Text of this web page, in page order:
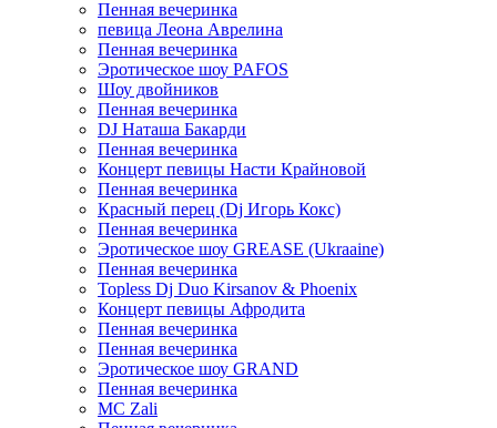
Пенная вечеринка
певица Леона Аврелина
Пенная вечеринка
Эротическое шоу PAFOS
Шоу двойников
Пенная вечеринка
DJ Наташа Бакарди
Пенная вечеринка
Концерт певицы Насти Крайновой
Пенная вечеринка
Красный перец (Dj Игорь Кокс)
Пенная вечеринка
Эротическое шоу GREASE (Ukraaine)
Пенная вечеринка
Topless Dj Duo Kirsanov & Phoenix
Концерт певицы Афродита
Пенная вечеринка
Пенная вечеринка
Эротическое шоу GRAND
Пенная вечеринка
MC Zali